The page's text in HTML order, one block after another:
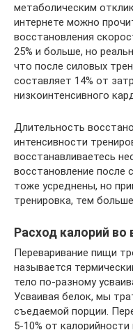
метаболическим
интернете можно
восстановления
25% и больше, но
что после силовых
составляет 14% от
низкоинтенсивного
Длительность
интенсивности
восстанавливаетесь
восстановление после
тоже усреднены, но
тренировка, тем
Расход калорий
Переваривание пищи
называется
тело по-разному
Усваивая белок, мы
съедаемой порции.
5-10% от